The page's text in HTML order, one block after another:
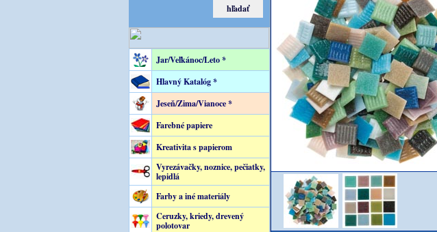
Jar/Veľkánoc/Leto *
Hlavný Katalóg *
Jeseň/Zima/Vianoce *
Farebné papiere
Kreativita s papierom
Vyrezávačky, noznice, pečiatky,
lepidlá
Farby a iné materiály
Ceruzky, kriedy, drevený
polotovar